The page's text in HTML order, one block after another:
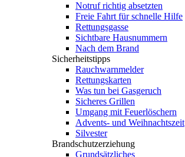
Notruf richtig absetzten
Freie Fahrt für schnelle Hilfe
Rettungsgasse
Sichtbare Hausnummern
Nach dem Brand
Sicherheitstipps
Rauchwarnmelder
Rettungskarten
Was tun bei Gasgeruch
Sicheres Grillen
Umgang mit Feuerlöschern
Advents- und Weihnachtszeit
Silvester
Brandschutzerziehung
Grundsätzliches